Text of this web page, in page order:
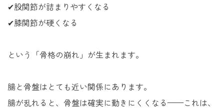
✔股関節が詰まりやすくなる
✔膝関節が硬くなる
という「骨格の崩れ」が生まれます。
腸と骨盤はとても近い関係にあります。
腸が乱れると、骨盤は確実に動きにくくなる——これは、